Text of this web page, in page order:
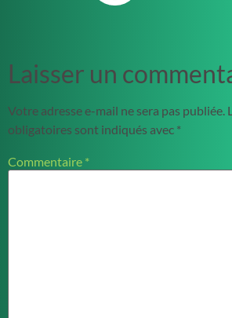
Laisser un
Votre adresse e-mail ne sera pas publiée.
obligatoires sont indiqués avec *
Commentaire *